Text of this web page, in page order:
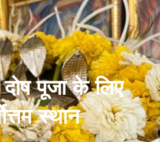
पूजा के लिए
स्थान